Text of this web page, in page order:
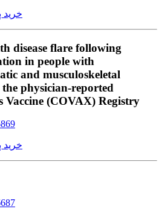
خرید
disease flare following
in people with
and musculoskeletal
the physician-reported
(COVAX) Registry
خرید